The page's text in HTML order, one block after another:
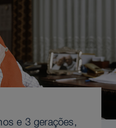
e 3 gerações,